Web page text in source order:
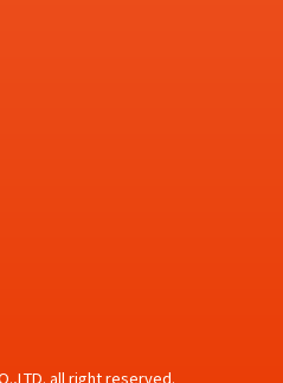
all right reserved.